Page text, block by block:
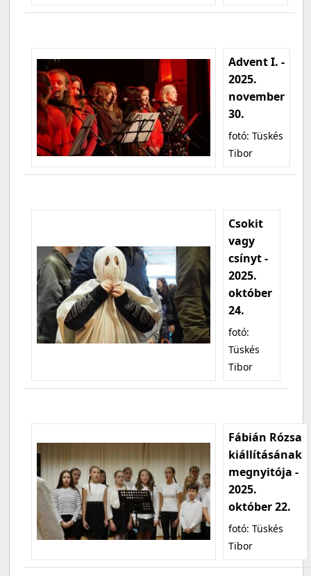
Advent I. -
2025.
november
30.
fotó: Tüskés
Tibor
Csokit
vagy
csínyt -
2025.
október
24.
fotó:
Tüskés
Tibor
Fábián Rózsa
kiállításának
megnyitója -
2025.
október 22.
fotó: Tüskés
Tibor